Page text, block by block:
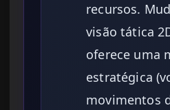
recursos.
visão tática
oferece uma
estratégica
movimentos